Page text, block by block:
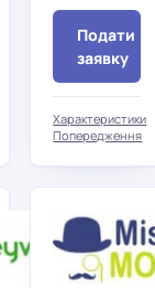
Подати
заявку
Характеристики
Попередження
Moneyveo